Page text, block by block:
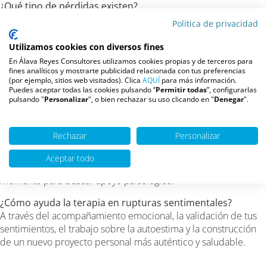
¿Qué tipo de pérdidas existen?
Pueden ser por fallecimiento, ruptura sentimental, pérdida
afectiva, de identidad, laboral o incluso ambigua (cuando no
hay cierre emocional claro). Todas requieren elaboración.
¿Cuánto dura el duelo?
No hay un tiempo fijo; en general, puede durar semanas,
meses o incluso años según el tipo de pérdida, la persona y el
contexto. Lo clave es ir avanzando hacia la reconciliación
¿Cuándo debería pedir ayuda profesional?
Si el malestar perdura, interfiere en tu vida diaria o te impide
avanzar —o si hay síntomas de depresión— es un buen
momento para buscar apoyo psicológico.
¿Cómo ayuda la terapia en rupturas sentimentales?
A través del acompañamiento emocional, la validación de tus
sentimientos, el trabajo sobre la autoestima y la construcción
de un nuevo proyecto personal más auténtico y saludable.
Política de privacidad
Utilizamos cookies con diversos fines
En Álava Reyes Consultores utilizamos cookies propias y de terceros para
fines analíticos y mostrarte publicidad relacionada con tus preferencias
(por ejemplo, sitios web visitados). Clica AQUÍ para más información.
Puedes aceptar todas las cookies pulsando ‘’Permitir todas”, configurarlas
pulsando "Personalizar", o bien rechazar su uso clicando en "Denegar".
Rechazar
Personalizar
Aceptar todo